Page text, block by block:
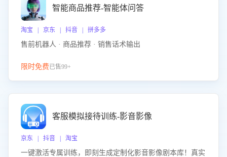
智能商品推荐-智能体问答
淘宝 | 京东 | 抖音 | 拼多多
售前机器人 · 商品推荐 · 销售话术输出
限时免费已售99+
客服模拟接待训练-影音影像
京东 | 抖音 | 淘宝
一键激活专属训练，即刻生成定制化影音影像剧本库！真实